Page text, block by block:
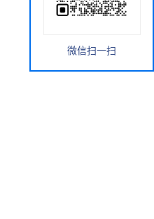
微信扫一扫